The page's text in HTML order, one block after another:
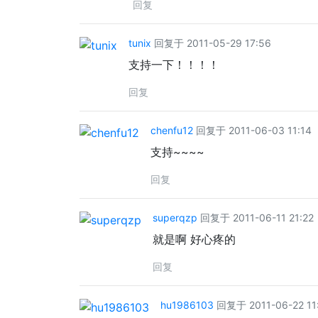
回复
tunix 回复于 2011-05-29 17:56
支持一下！！！！
回复
chenfu12 回复于 2011-06-03 11:14
支持~~~~
回复
superqzp 回复于 2011-06-11 21:22
就是啊 好心疼的
回复
hu1986103 回复于 2011-06-22